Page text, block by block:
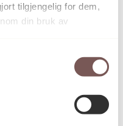
tilgjengelig for dem,
din bruk av
treplate